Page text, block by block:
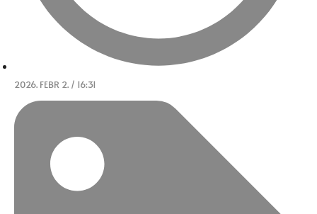
2026. FEBR 2. / 16:31